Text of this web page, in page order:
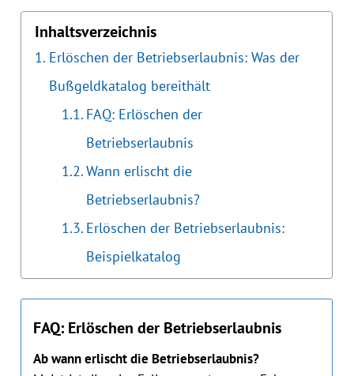
Inhaltsverzeichnis
Erlöschen der Betriebserlaubnis: Was der
Bußgeldkatalog bereithält
FAQ: Erlöschen der
Betriebserlaubnis
Wann erlischt die
Betriebserlaubnis?
Erlöschen der Betriebserlaubnis:
Beispielkatalog
FAQ: Erlöschen der Betriebserlaubnis
Ab wann erlischt die Betriebserlaubnis?